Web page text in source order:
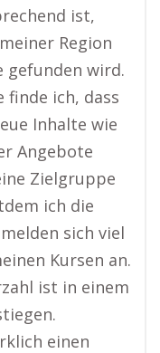
ist,
Region
gefunden wird.
finde ich, dass
Inhalte wie
Angebote
Zielgruppe
ich die
sich viel
Kursen an.
ist in einem
einen